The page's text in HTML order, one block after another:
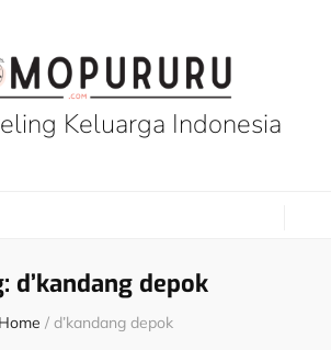
Keluarga Indonesia
d’kandang depok
Home / d’kandang depok